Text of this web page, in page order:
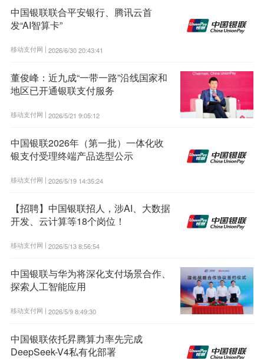
中国银联联合平安银行、腾讯云首
发“AI智算卡”
移动支付网 | 2026/6/30 20:43:41
董俊峰：近九成“一带一路”沿线国家和
地区已开通银联支付服务
移动支付网 | 2026/5/21 9:05:12
中国银联2026年（第一批）一体化收
银支付受理终端产品选型公示
移动支付网 | 2026/5/19 14:35:24
【招聘】中国银联招人，涉AI、大数据
开发、云计算等18个岗位！
移动支付网 | 2026/5/13 8:56:54
中国银联与华为将深化支付场景合作、
探索人工智能应用
移动支付网 | 2026/5/9 8:49:30
中国银联依托昇腾算力率先完成
DeepSeek-V4私有化部署